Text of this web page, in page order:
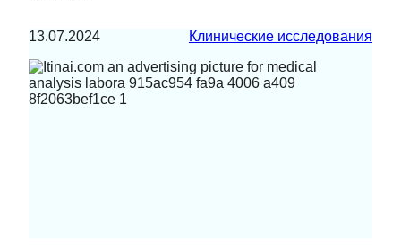
13.07.2024 Клинические исследования